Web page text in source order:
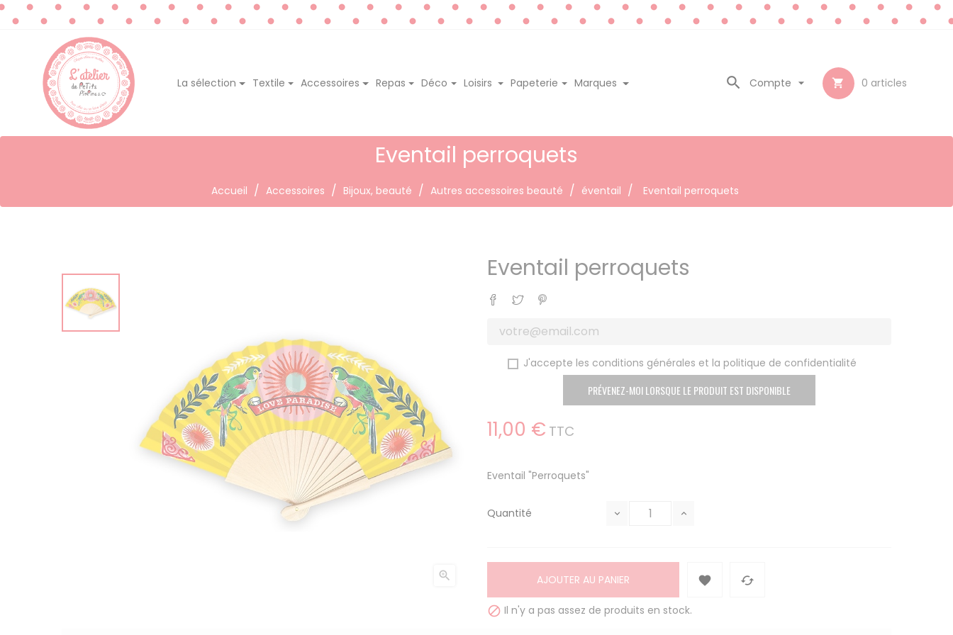
La sélection Textile Accessoires Repas Déco Loisirs Papeterie Marques  0 articles
Compte 

Eventail perroquets
Accueil Accessoires Bijoux, beauté Autres accessoires beauté éventail Eventail perroquets

Eventail perroquets
Partager
Tweet
J'accepte les conditions générales et la politique de confidentialité
PRÉVENEZ-MOI LORSQUE LE PRODUIT EST DISPONIBLE
11,00 € TTC
Eventail "Perroquets"
Quantité
AJOUTER AU PANIER  
 Il n'y a pas assez de produits en stock.